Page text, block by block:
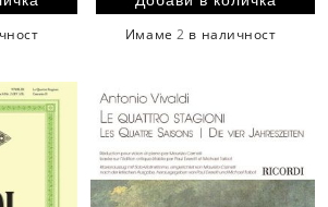
Имаме2 в наличност